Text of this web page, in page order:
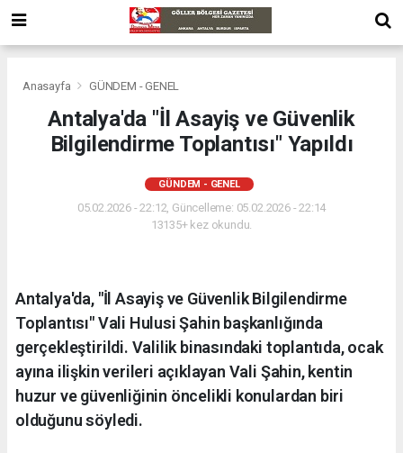
Anasayfa GÜNDEM - GENEL
Antalya'da "İl Asayiş ve Güvenlik
Bilgilendirme Toplantısı" Yapıldı
GÜNDEM - GENEL
05.02.2026 - 22:12, Güncelleme: 05.02.2026 - 22:14
13135+ kez okundu.
Antalya'da, "İl Asayiş ve Güvenlik Bilgilendirme
Toplantısı" Vali Hulusi Şahin başkanlığında
gerçekleştirildi. Valilik binasındaki toplantıda, ocak
ayına ilişkin verileri açıklayan Vali Şahin, kentin
huzur ve güvenliğinin öncelikli konulardan biri
olduğunu söyledi.